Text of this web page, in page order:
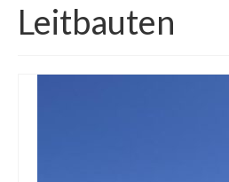
Über uns
Themen
Leitbauten